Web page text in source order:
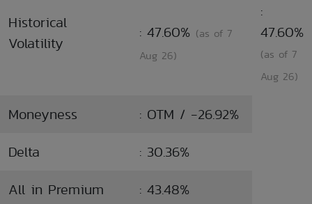
Historical
Volatility
: 47.60% (as of 7
Aug 26)
:
47.60%
(as of 7
Aug 26)
Moneyness
: OTM / -26.92%
Delta
: 30.36%
All in Premium
: 43.48%